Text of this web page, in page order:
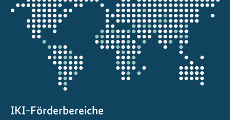
h
l
u
n
g
u
die
Projektkarte
IKI-Förderbereiche